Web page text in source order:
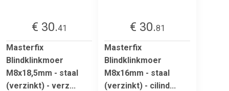
€ 30.41
Masterfix
Blindklinkmoer
M8x18,5mm - staal
(verzinkt) - verz...
€ 30.81
Masterfix
Blindklinkmoer
M8x16mm - staal
(verzinkt) - cilind...